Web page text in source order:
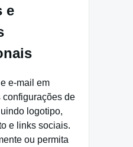
e
e-mail em
configurações de
logotipo,
e links sociais.
ou permita